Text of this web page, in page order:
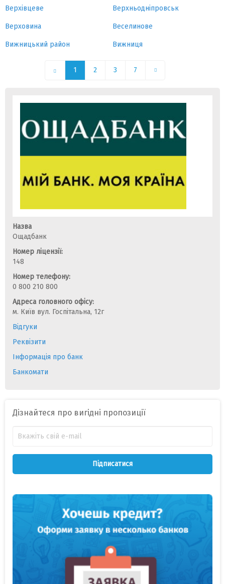
Верхівцеве Верхньодніпровськ
Верховина Веселинове
Вижницький район Вижниця
1 2 3 7
Назва
Ощадбанк
Номер ліцензії:
148
Номер телефону:
0 800 210 800
Адреса головного офісу:
м. Київ вул. Госпітальна, 12г
Відгуки
Реквізити
Інформація про банк
Банкомати
Дізнайтеся про вигідні пропозиції
Підписатися